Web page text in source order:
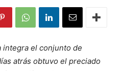
integra el conjunto de
atrás obtuvo el preciado